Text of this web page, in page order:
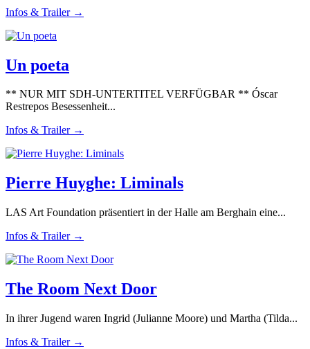
Infos & Trailer →
Un poeta
** NUR MIT SDH-UNTERTITEL VERFÜGBAR ** Óscar
Restrepos Besessenheit...
Infos & Trailer →
Pierre Huyghe: Liminals
LAS Art Foundation präsentiert in der Halle am Berghain eine...
Infos & Trailer →
The Room Next Door
In ihrer Jugend waren Ingrid (Julianne Moore) und Martha (Tilda...
Infos & Trailer →